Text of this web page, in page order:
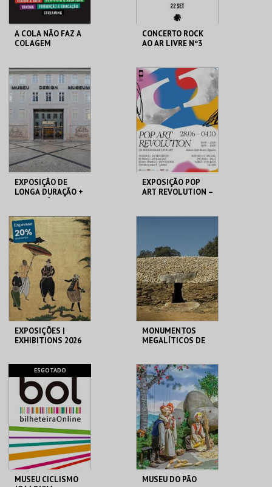
A COLA NÃO FAZ A
COLAGEM
ATELIER-MUSEU
JÚLIO POMAR
MAIS INFO
COMPRAR
CONCERTO ROCK
AO AR LIVRE Nº3
SANTARÉM
MAIS INFO
COMPRAR
EXPOSIÇÃO DE
LONGA DURAÇÃO +
MUDE
MAIS INFO
COMPRAR
EXPOSIÇÃO POP
ART REVOLUTION –
MAIS INFO
COMPRAR
EXPOSIÇÕES |
EXHIBITIONS 2026
MUSEU DO ORIENTE.
MAIS INFO
INSCREVER
MONUMENTOS
MEGALÍTICOS DE
ALCALAR
MAIS INFO
COMPRAR
ESGOTADO
MUSEU CICLISMO
MUSEU DO PÃO